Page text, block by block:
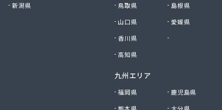
株式会社土川油店 L.P.G充填所
新潟県
鳥取県
島根県
山口県
愛媛県
香川県
高知県
九州エリア
福岡県
鹿児島県
熊本県
大分県